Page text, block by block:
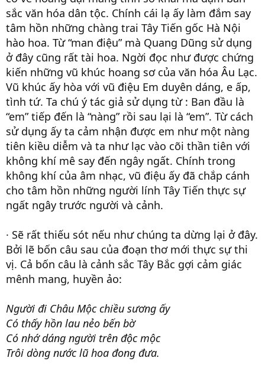
sắc văn hóa dân tộc. Chính cái lạ ấy làm đắm say
tâm hồn những chàng trai Tây Tiến gốc Hà Nội
hào hoa. Từ “man điệu” mà Quang Dũng sử dụng
ở đây cũng rất tài hoa. Ngời đọc như được chứng
kiến những vũ khúc hoang sơ của văn hóa Âu Lạc.
Vũ khúc ấy hòa với vũ điệu Em duyên dáng, e ấp,
tình tứ. Ta chú ý tác giả sử dụng từ : Ban đầu là
“em” tiếp đến là “nàng” rồi sau lại là “em”. Từ cách
sử dụng ấy ta cảm nhận được em như một nàng
tiên kiều diễm và ta như lạc vào cõi thần tiên với
không khí mê say đến ngây ngất. Chính trong
không khí của âm nhạc, vũ điệu ấy đã chắp cánh
cho tâm hồn những người lính Tây Tiến thực sự
ngất ngây trước người và cảnh.
· Sẽ rất thiếu sót nếu như chúng ta dừng lại ở đây.
Bởi lẽ bốn câu sau của đoạn thơ mới thực sự thi
vị. Cả bốn câu là cảnh sắc Tây Bắc gợi cảm giác
mênh mang, huyền ảo:
Người đi Châu Mộc chiều sương ấy
Có thấy hồn lau nẻo bến bờ
Có nhớ dáng người trên độc mộc
Trôi dòng nước lũ hoa đong đưa.